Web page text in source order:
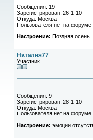
Сообщения: 19
Зарегистрирован: 26-1-10
Откуда: Москва
Пользователя нет на форуме
Настроение: Поздняя осень
Наталия77
Участник
Сообщения: 9
Зарегистрирован: 28-1-10
Откуда: Москва
Пользователя нет на форуме
Настроение: эмоции